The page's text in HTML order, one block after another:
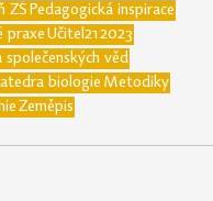
ZŠ Pedagogická inspirace
praxe Učitel21 2023
společenských věd
biologie Metodiky
Zeměpis